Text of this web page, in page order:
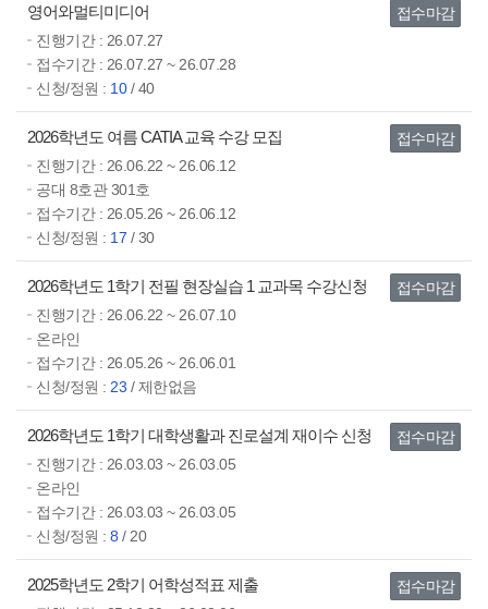
접수마감
영어와멀티미디어
진행기간 : 26.07.27
접수기간 : 26.07.27 ~ 26.07.28
신청/정원 : 10/ 40
접수마감
2026학년도 여름 CATIA 교육 수강 모집
진행기간 : 26.06.22 ~ 26.06.12
공대 8호관 301호
접수기간 : 26.05.26 ~ 26.06.12
신청/정원 : 17 / 30
접수마감
2026학년도 1학기 전필 현장실습 1 교과목 수강신청
진행기간 : 26.06.22 ~ 26.07.10
온라인
접수기간 : 26.05.26 ~ 26.06.01
신청/정원 : 23 / 제한없음
접수마감
2026학년도 1학기 대학생활과 진로설계 재이수 신청
진행기간 : 26.03.03 ~ 26.03.05
온라인
접수기간 : 26.03.03 ~ 26.03.05
신청/정원 : 8 / 20
접수마감
2025학년도 2학기 어학성적표 제출